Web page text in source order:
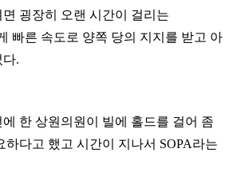
굉장히
오랜 시간이 걸리는
빠른 속도로 양쪽 당의 지지를 받고 아
다.
한 상원의원이 빌에 홀드를 걸어 좀
하다고 했고 시간이 지나서 SOPA라는